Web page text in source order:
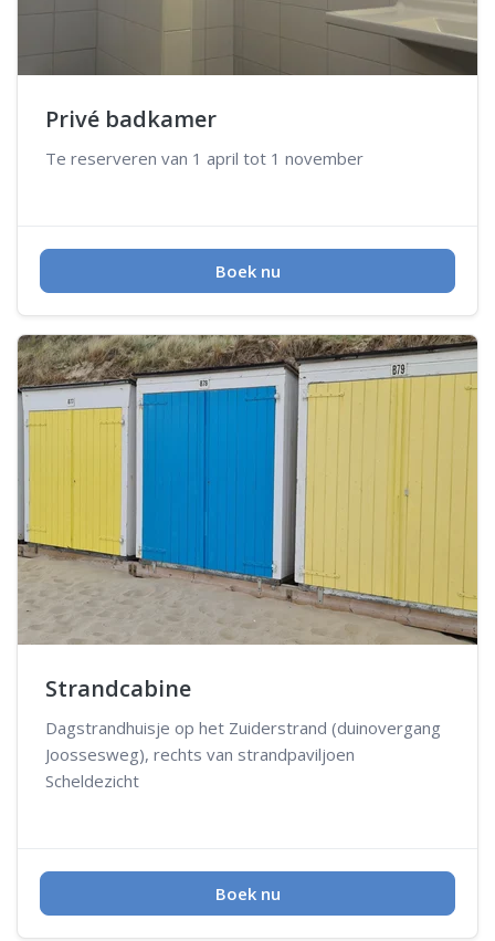
Privé badkamer
Te reserveren van 1 april tot 1 november
Boek nu
Strandcabine
Dagstrandhuisje op het Zuiderstrand (duinovergang
Joossesweg), rechts van strandpaviljoen
Scheldezicht
Boek nu